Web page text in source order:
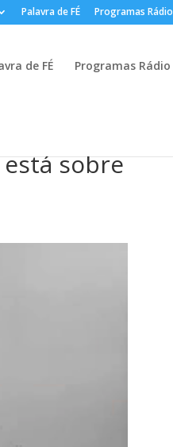
Palavra de FÉ Programas Rádio
de FÉ Programas Rádio
sobre